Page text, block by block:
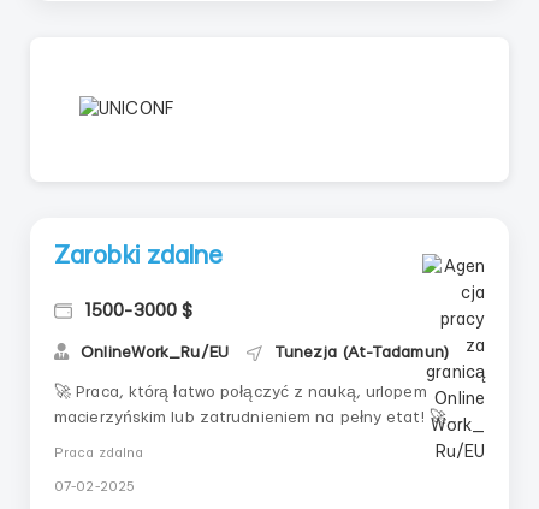
Zarobki zdalne
1500-3000 $
OnlineWork_Ru/EU Tunezja (At-Tadamun)
🚀 Praca, którą łatwo połączyć z nauką, urlopem
macierzyńskim lub zatrudnieniem na pełny etat! 🚀
Jeśli masz mało wolnego czasu, ale chcesz spróbować
czeka? ✔ Elastyczny harmonogram – pracuj, kiedy ci
Praca zdalna
07-02-2025